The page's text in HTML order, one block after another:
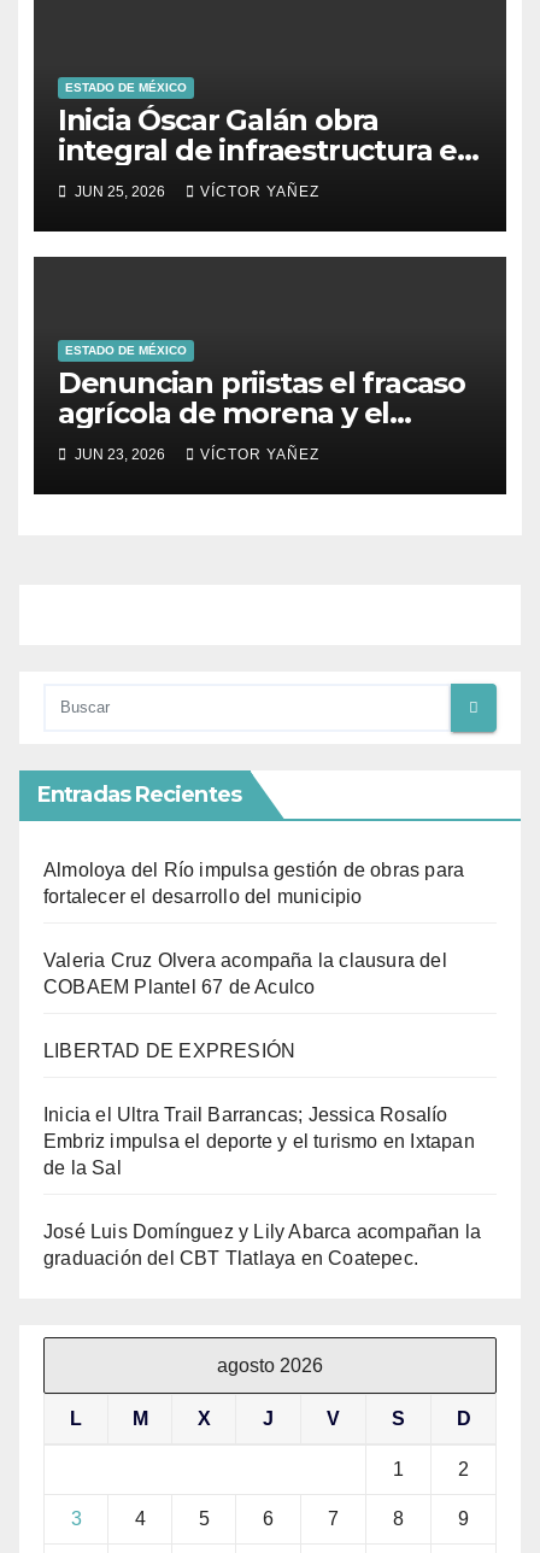
ESTADO DE MÉXICO
Inicia Óscar Galán obra
integral de infraestructura en
Prolongación León Guzmán
JUN 25, 2026 VÍCTOR YAÑEZ
ESTADO DE MÉXICO
Denuncian priistas el fracaso
agrícola de morena y el
abandono al campo
mexicano
JUN 23, 2026 VÍCTOR YAÑEZ
Entradas Recientes
Almoloya del Río impulsa gestión de obras para
fortalecer el desarrollo del municipio
Valeria Cruz Olvera acompaña la clausura del
COBAEM Plantel 67 de Aculco
LIBERTAD DE EXPRESIÓN
Inicia el Ultra Trail Barrancas; Jessica Rosalío
Embriz impulsa el deporte y el turismo en Ixtapan
de la Sal
José Luis Domínguez y Lily Abarca acompañan la
graduación del CBT Tlatlaya en Coatepec.
agosto 2026
L M X J V S D
1 2
3 4 5 6 7 8 9